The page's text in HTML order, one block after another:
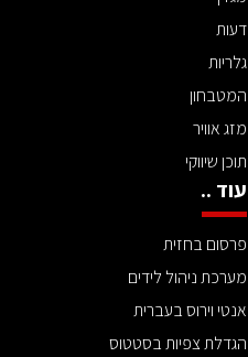
דעות
גלריות
המטבחון
מזג אוויר
תוכן שיווקי
עוד ..
פרסום בחזית
מערכת ניהול לידים
אנטי וירוס בעברית
הגדלת צפיות בסטטוס